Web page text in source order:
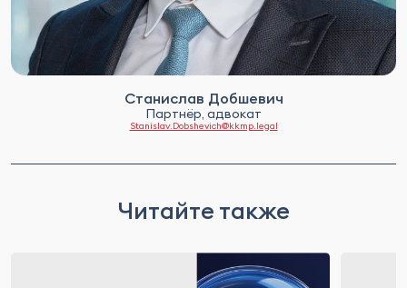
Станислав Добшевич
Партнёр, адвокат
Stanislav.Dobshevich@kkmp.legal
Читайте также